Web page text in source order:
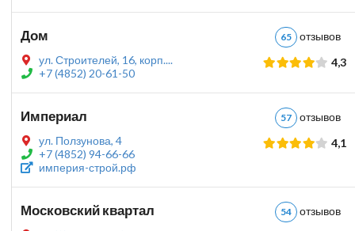
Дом 65
ул. Строителей, 16, корп....
+7 (4852) 20-61-50
4,3
Империал 57
ул. Ползунова, 4
+7 (4852) 94-66-66
империя-строй.рф
4,1
Московский квартал 54